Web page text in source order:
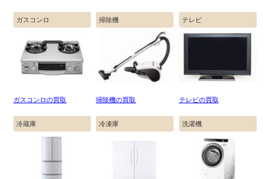
ガスコンロ
ガスコンロの買取
掃除機
掃除機の買取
テレビ
テレビの買取
冷蔵庫 冷凍庫 洗濯機